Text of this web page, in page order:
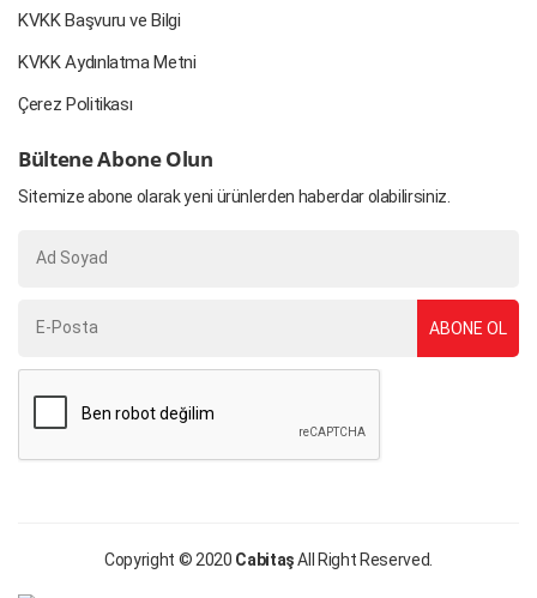
KVKK Başvuru ve Bilgi
KVKK Aydınlatma Metni
Çerez Politikası
Bültene Abone Olun
Sitemize abone olarak yeni ürünlerden haberdar olabilirsiniz.
ABONE OL
Copyright © 2020 CabitaşAll Right Reserved.